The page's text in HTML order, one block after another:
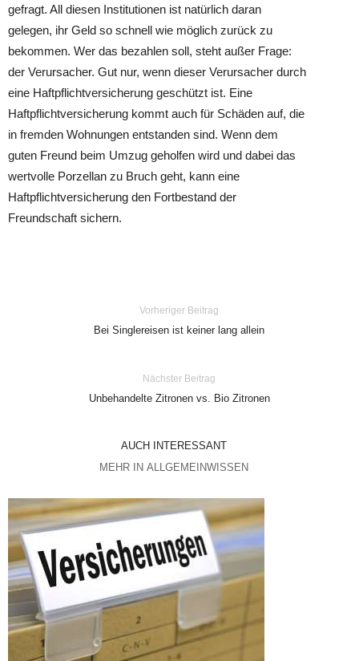
gefragt. All diesen Institutionen ist natürlich daran
gelegen, ihr Geld so schnell wie möglich zurück zu
bekommen. Wer das bezahlen soll, steht außer Frage:
der Verursacher. Gut nur, wenn dieser Verursacher durch
eine Haftpflichtversicherung geschützt ist. Eine
Haftpflichtversicherung kommt auch für Schäden auf, die
in fremden Wohnungen entstanden sind. Wenn dem
guten Freund beim Umzug geholfen wird und dabei das
wertvolle Porzellan zu Bruch geht, kann eine
Haftpflichtversicherung den Fortbestand der
Freundschaft sichern.
Vorheriger Beitrag
Bei Singlereisen ist keiner lang allein
Nächster Beitrag
Unbehandelte Zitronen vs. Bio Zitronen
AUCH INTERESSANT
MEHR IN ALLGEMEINWISSEN